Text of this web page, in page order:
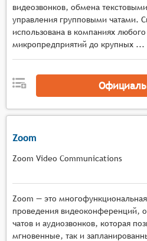
условий сети и
переключением
Мультимедийная среда
демонстрации экрана,
досками, показа
также поддержкой
мультимедийного
организации
нескольких ведущих и
возможностью
спикерами,
видеозвонков, обмена
управления групповыми чатами.
использована в компаниях
микропредприятий до крупных ...
Zoom
Zoom Video Communications
Zoom — это
проведения видеоконференций,
чатов и аудиозвонков, которая
мгновенные, так и